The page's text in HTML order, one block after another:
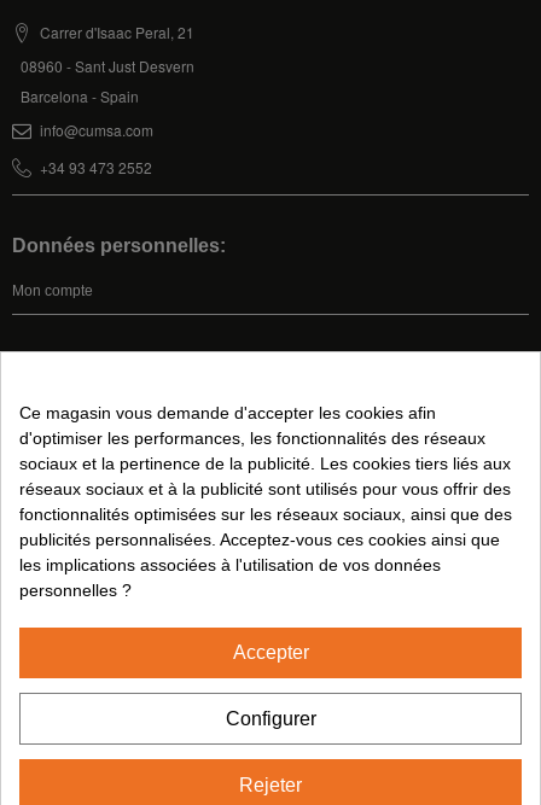
Carrer d'Isaac Peral, 21
08960 - Sant Just Desvern
Barcelona - Spain
info@cumsa.com
+34 93 473 2552
Données personnelles:
Mon compte
Conditions de Vente
Avis juridique
Politique de Confidentialité
Politique en Matière de Cookies
Suivez-nous sur:
2024© CUMSA - Tous droits réservés
Ce magasin vous demande d'accepter les cookies afin
d'optimiser les performances, les fonctionnalités des réseaux
sociaux et la pertinence de la publicité. Les cookies tiers liés aux
réseaux sociaux et à la publicité sont utilisés pour vous offrir des
fonctionnalités optimisées sur les réseaux sociaux, ainsi que des
publicités personnalisées. Acceptez-vous ces cookies ainsi que
les implications associées à l'utilisation de vos données
personnelles ?
Accepter
Configurer
Rejeter